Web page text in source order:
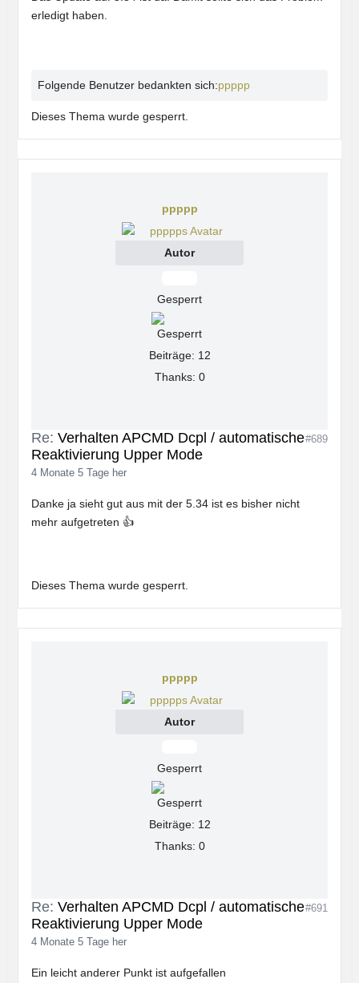
erledigt haben.
Folgende Benutzer bedankten sich:ppppp
Dieses Thema wurde gesperrt.
ppppp
Autor
Gesperrt
Beiträge: 12
Thanks: 0
Re: Verhalten APCMD Dcpl / automatische
Reaktivierung Upper Mode
4 Monate 5 Tage her
#689
Danke ja sieht gut aus mit der 5.34 ist es bisher nicht
mehr aufgetreten 👍
Dieses Thema wurde gesperrt.
ppppp
Autor
Gesperrt
Beiträge: 12
Thanks: 0
Re: Verhalten APCMD Dcpl / automatische
Reaktivierung Upper Mode
4 Monate 5 Tage her
#691
Ein leicht anderer Punkt ist aufgefallen